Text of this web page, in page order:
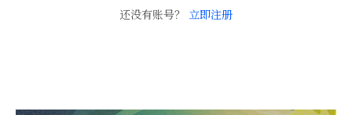
还没有账号？ 立即注册